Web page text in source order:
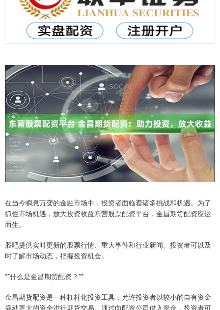
在当今瞬息万变的金融市场中，投资者面临着诸多挑战和机遇。为了
抓住市场机遇，放大投资收益东营股票配资平台，金昌期货配资应运
而生。
股吧提供实时更新的股票行情、重大事件和行业新闻。投资者可以及
时了解市场动态，把握投资机会。
**什么是金昌期货配资？**
金昌期货配资是一种杠杆化投资工具，允许投资者以较小的自有资金
撬动更大的资金进行期货交易。通过向配资公司借入资金，投资者可